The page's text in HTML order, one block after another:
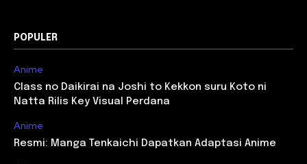
POPULER
Anime
Class no Daikirai na Joshi to Kekkon suru Koto ni
Natta Rilis Key Visual Perdana
Anime
Resmi: Manga Tenkaichi Dapatkan Adaptasi Anime